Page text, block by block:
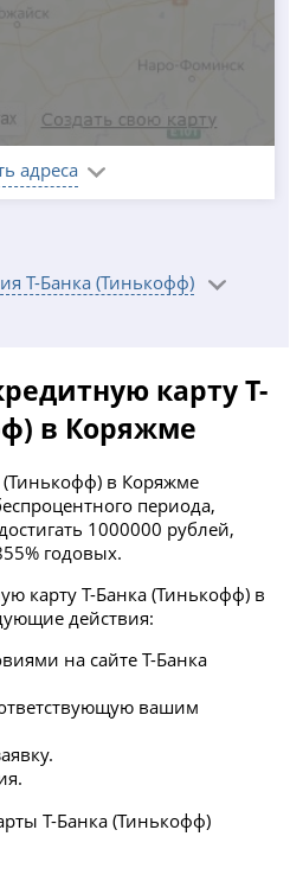
адреса
Т-Банка (Тинькофф)
карту Т-
в Коряжме
в Коряжме
периода,
1000000 рублей,
годовых.
карту Т-Банка (Тинькофф) в
действия:
на сайте Т-Банка
вашим
Т-Банка (Тинькофф)